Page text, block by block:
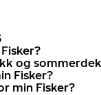
og
Fisker?
min Fisker?